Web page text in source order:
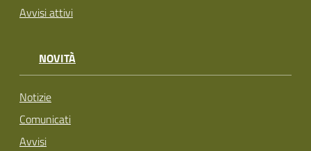
Avvisi attivi
NOVITÀ
Notizie
Comunicati
Avvisi